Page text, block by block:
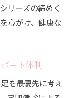
医者を選ぶ理
とは
方
ービスの両立
リーズの締めく
心がけ、健康な
ート体制
を最優先に考え